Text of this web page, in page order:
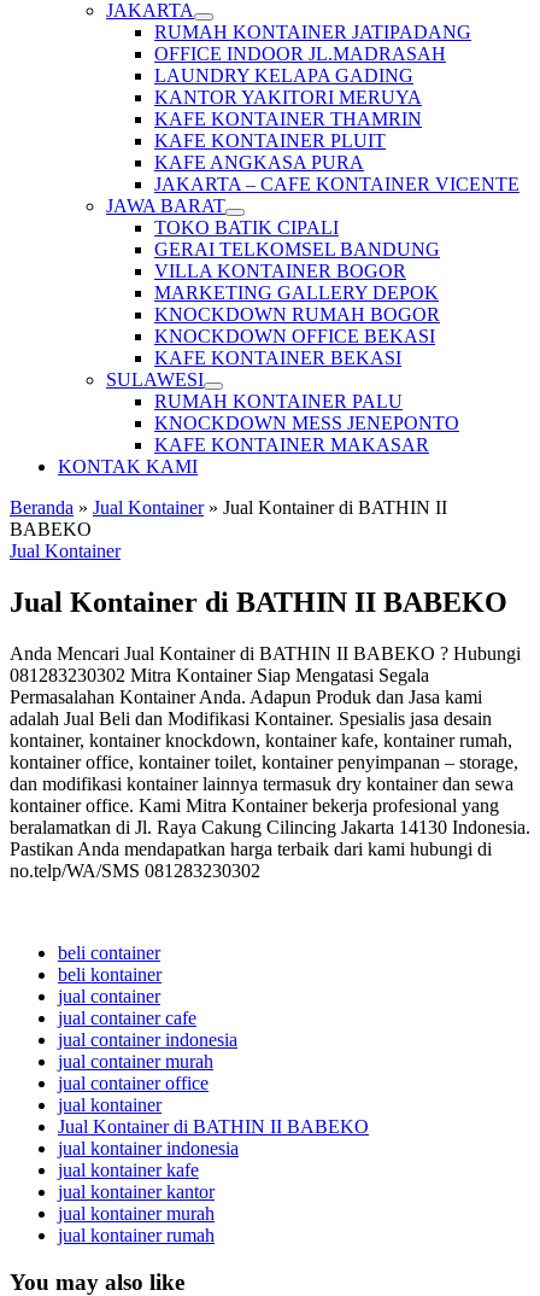
JAKARTA
RUMAH KONTAINER JATIPADANG
OFFICE INDOOR JL.MADRASAH
LAUNDRY KELAPA GADING
KANTOR YAKITORI MERUYA
KAFE KONTAINER THAMRIN
KAFE KONTAINER PLUIT
KAFE ANGKASA PURA
JAKARTA – CAFE KONTAINER VICENTE
JAWA BARAT
TOKO BATIK CIPALI
GERAI TELKOMSEL BANDUNG
VILLA KONTAINER BOGOR
MARKETING GALLERY DEPOK
KNOCKDOWN RUMAH BOGOR
KNOCKDOWN OFFICE BEKASI
KAFE KONTAINER BEKASI
SULAWESI
RUMAH KONTAINER PALU
KNOCKDOWN MESS JENEPONTO
KAFE KONTAINER MAKASAR
KONTAK KAMI
Beranda » Jual Kontainer » Jual Kontainer di BATHIN II
BABEKO
Jual Kontainer
Jual Kontainer di BATHIN II BABEKO
Anda Mencari Jual Kontainer di BATHIN II BABEKO ? Hubungi
081283230302 Mitra Kontainer Siap Mengatasi Segala
Permasalahan Kontainer Anda. Adapun Produk dan Jasa kami
adalah Jual Beli dan Modifikasi Kontainer. Spesialis jasa desain
kontainer, kontainer knockdown, kontainer kafe, kontainer rumah,
kontainer office, kontainer toilet, kontainer penyimpanan – storage,
dan modifikasi kontainer lainnya termasuk dry kontainer dan sewa
kontainer office. Kami Mitra Kontainer bekerja profesional yang
beralamatkan di Jl. Raya Cakung Cilincing Jakarta 14130 Indonesia.
Pastikan Anda mendapatkan harga terbaik dari kami hubungi di
no.telp/WA/SMS 081283230302
beli container
beli kontainer
jual container
jual container cafe
jual container indonesia
jual container murah
jual container office
jual kontainer
Jual Kontainer di BATHIN II BABEKO
jual kontainer indonesia
jual kontainer kafe
jual kontainer kantor
jual kontainer murah
jual kontainer rumah
You may also like